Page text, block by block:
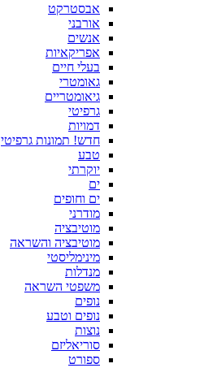
אבסטרקט
אורבני
אנשים
אפריקאיות
בעלי חיים
גאומטרי
גיאומטריים
גרפיטי
דמויות
חדש! תמונות גרפיטי
טבע
יוקרתי
ים
ים וחופים
מודרני
מוטיבציה
מוטיבציה והשראה
מינימליסטי
מנדלות
משפטי השראה
נופים
נופים וטבע
נוצות
סוריאליזם
ספורט